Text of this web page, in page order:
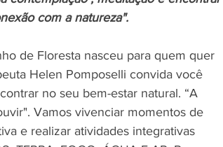
com a natureza".
de Floresta nasceu para quem quer
Helen Pomposelli convida você
no seu bem-estar natural. “A
Vamos vivenciar momentos de
e realizar atividades integrativas